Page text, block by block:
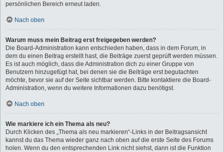
persönlichen Bereich erneut laden.
Nach oben
Warum muss mein Beitrag erst freigegeben werden?
Die Board-Administration kann entschieden haben, dass in dem Forum, in
dem du einen Beitrag erstellt hast, die Beiträge zuerst geprüft werden müssen.
Es ist auch möglich, dass die Administration dich zu einer Gruppe von
Benutzern hinzugefügt hat, bei denen sie die Beiträge erst begutachten
möchte, bevor sie auf der Seite sichtbar werden. Bitte kontaktiere die Board-
Administration, wenn du weitere Informationen dazu benötigst.
Nach oben
Wie markiere ich ein Thema als neu?
Durch Klicken des „Thema als neu markieren“-Links in der Beitragsansicht
kannst du das Thema wieder ganz nach oben auf die erste Seite des Forums
holen. Wenn du den entsprechenden Link nicht siehst, dann ist die Funktion